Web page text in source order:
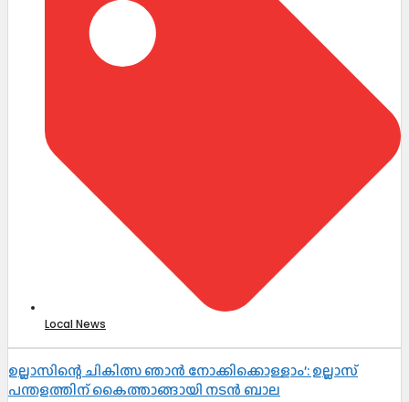
Local News
ഉല്ലാസിന്റെ ചികിത്സ ഞാൻ നോക്കിക്കൊള്ളാം’: ഉല്ലാസ്
പന്തളത്തിന് കൈത്താങ്ങായി നടൻ ബാല